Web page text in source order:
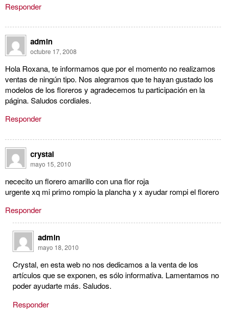
Responder
admin
octubre 17, 2008
Hola Roxana, te informamos que por el momento no realizamos
ventas de ningún tipo. Nos alegramos que te hayan gustado los
modelos de los floreros y agradecemos tu participación en la
página. Saludos cordiales.
Responder
crystal
mayo 15, 2010
nececito un florero amarillo con una flor roja
urgente xq mi primo rompio la plancha y x ayudar rompi el florero
Responder
admin
mayo 18, 2010
Crystal, en esta web no nos dedicamos a la venta de los
artículos que se exponen, es sólo informativa. Lamentamos no
poder ayudarte más. Saludos.
Responder